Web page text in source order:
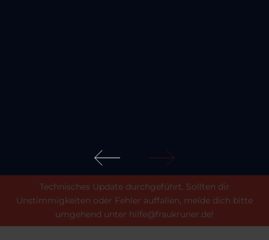
Technisches Update durchgeführt. Sollten dir
Unstimmigkeiten oder Fehler auffallen, melde dich bitte
umgehend unter hilfe@fraukruner.de!